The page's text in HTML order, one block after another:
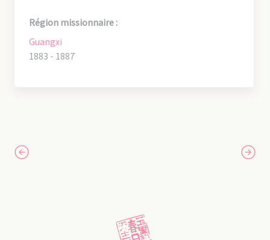
Région missionnaire :
Guangxi
1883 - 1887